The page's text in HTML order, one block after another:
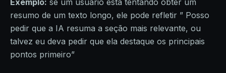
Exemplo: se um usuário está tentando obter um
resumo de um texto longo, ele pode refletir ” Posso
pedir que a IA resuma a seção mais relevante, ou
talvez eu deva pedir que ela destaque os principais
pontos primeiro”